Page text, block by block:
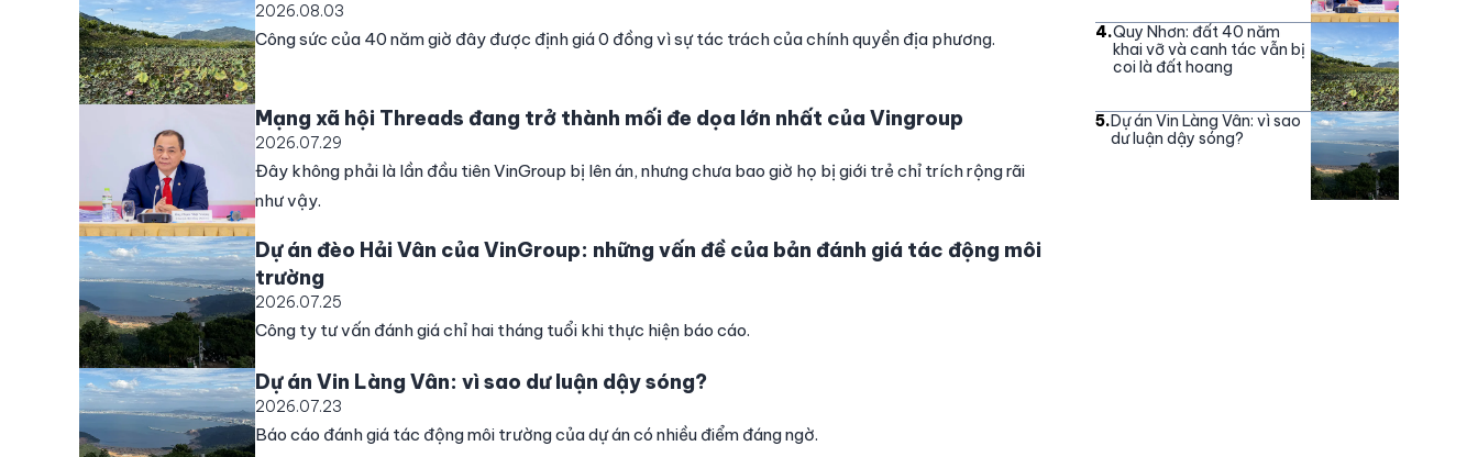
2026.08.03
Công sức của 40 năm giờ đây được định giá 0 đồng vì sự tác trách của chính quyền địa phương.
Mạng xã hội Threads đang trở thành mối đe dọa lớn nhất của Vingroup
2026.07.29
Đây không phải là lần đầu tiên VinGroup bị lên án, nhưng chưa bao giờ họ bị giới trẻ chỉ trích rộng rãi
như vậy.
Dự án đèo Hải Vân của VinGroup: những vấn đề của bản đánh giá tác động môi
trường
2026.07.25
Công ty tư vấn đánh giá chỉ hai tháng tuổi khi thực hiện báo cáo.
Dự án Vin Làng Vân: vì sao dư luận dậy sóng?
2026.07.23
Báo cáo đánh giá tác động môi trường của dự án có nhiều điểm đáng ngờ.
4.Quy Nhơn: đất 40 năm
khai vỡ và canh tác vẫn bị
coi là đất hoang
5.Dự án Vin Làng Vân: vì sao
dư luận dậy sóng?